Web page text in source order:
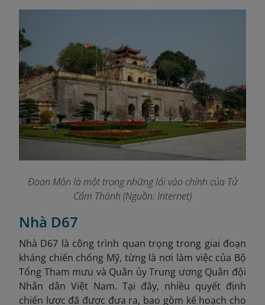
Đoan Môn là một trong những lối vào chính của Tử
Cấm Thành (Nguồn: Internet)
Nhà D67
Nhà D67 là công trình quan trọng trong giai đoạn
kháng chiến chống Mỹ, từng là nơi làm việc của Bộ
Tổng Tham mưu và Quân ủy Trung ương Quân đội
Nhân dân Việt Nam. Tại đây, nhiều quyết định
chiến lược đã được đưa ra, bao gồm kế hoạch cho